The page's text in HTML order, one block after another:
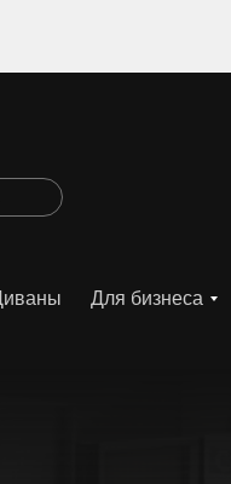
Для бизнеса